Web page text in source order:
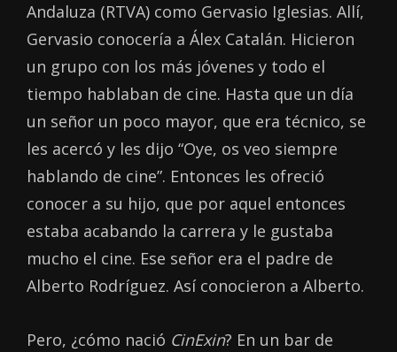
Andaluza (RTVA) como Gervasio Iglesias. Allí,
Gervasio conocería a Álex Catalán. Hicieron
un grupo con los más jóvenes y todo el
tiempo hablaban de cine. Hasta que un día
un señor un poco mayor, que era técnico, se
les acercó y les dijo “Oye, os veo siempre
hablando de cine”. Entonces les ofreció
conocer a su hijo, que por aquel entonces
estaba acabando la carrera y le gustaba
mucho el cine. Ese señor era el padre de
Alberto Rodríguez. Así conocieron a Alberto.
Pero, ¿cómo nació CinExin? En un bar de